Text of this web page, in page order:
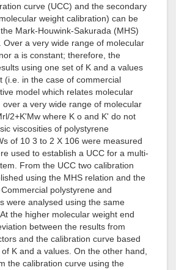
curve (UCC) and the secondary
weight calibration) can be
Mark-Houwink-Sakurada (MHS)
Over a very wide range of molecular
a is constant; therefore, the
using one set of K and a values
(i.e. in the case of commercial
model which relates molecular
a very wide range of molecular
2+K'Mw where K o and K' do not
viscosities of polystyrene
of 10 3 to 2 X 106 were measured
used to establish a UCC for a multi-
From the UCC two calibration
using the MHS relation and the
polystyrene and
were analysed using the same
the higher molecular weight end
between the results from
and the calibration curve based
K and a values. On the other hand,
the calibration curve using the